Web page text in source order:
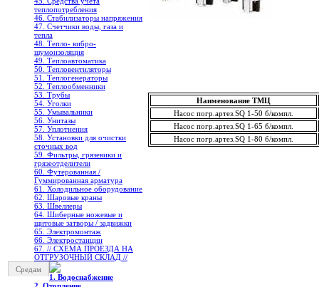
теплопотребления
46. Стабилизаторы напряжения
47. Счетчики воды, газа и
тепла
48. Тепло- вибро-
шумоизоляция
49. Теплоавтоматика
50. Тепловентиляторы
51. Теплогенераторы
52. Теплообменники
53. Трубы
54. Уголки
55. Умывальники
56. Унитазы
57. Уплотнения
58. Установки для очистки
сточных вод
59. Фильтры, грязевики и
грязеотделители
60. Футерованная /
Гуммированная арматура
61. Холодильное oборудование
62. Шаровые краны
63. Швеллеры
64. Шиберные ножевые и
щитовые затворы / задвижки
65. Электромонтаж
66. Электростанции
67. // СХЕМА ПРОЕЗДА НА
ОТГРУЗОЧНЫЙ СКЛАД //
Средам
1. Водоснабжение
Наименование ТМЦ
Насос погр.артез.SQ 1-50 б/компл.
Насос погр.артез.SQ 1-65 б/компл.
Насос погр.артез.SQ 1-80 б/компл.